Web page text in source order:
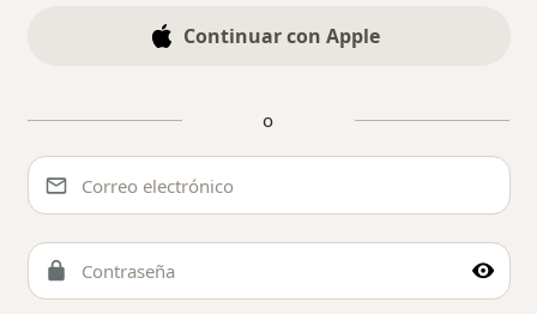
Continuar con Apple
o
A través del formulario de acceso